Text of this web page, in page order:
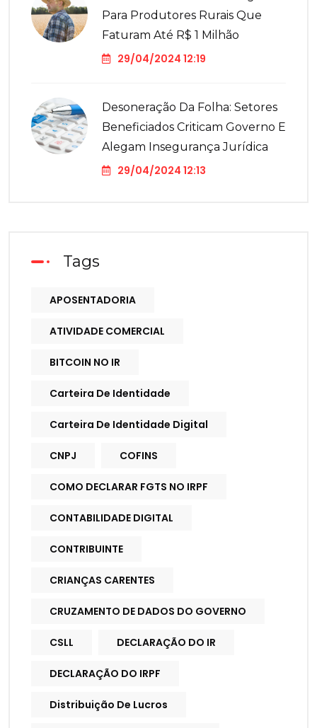
Para Produtores Rurais Que
Faturam Até R$ 1 Milhão
29/04/2024 12:19
Desoneração Da Folha: Setores
Beneficiados Criticam Governo E
Alegam Insegurança Jurídica
29/04/2024 12:13
Tags
APOSENTADORIA
ATIVIDADE COMERCIAL
BITCOIN NO IR
Carteira De Identidade
Carteira De Identidade Digital
CNPJ COFINS
COMO DECLARAR FGTS NO IRPF
CONTABILIDADE DIGITAL
CONTRIBUINTE
CRIANÇAS CARENTES
CRUZAMENTO DE DADOS DO GOVERNO
CSLL DECLARAÇÃO DO IR
DECLARAÇÃO DO IRPF
Distribuição De Lucros